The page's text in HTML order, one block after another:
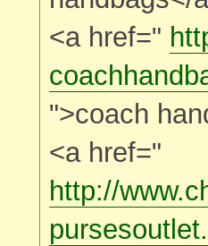
<a href="
">coach
<a href="
http://